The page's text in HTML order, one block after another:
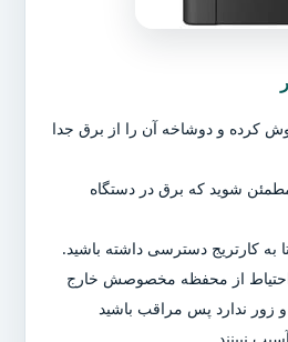
کرده و دوشاخه آن را از برق جدا
مطمئن شوید که برق در دستگاه
به کارتریج دسترسی داشته باشید.
احتیاط از محفظه مخصوصش خارج
و زور ندارد پس مراقب باشید